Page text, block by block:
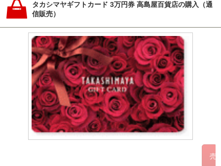
タカシマヤギフトカード 3万円券 高島屋百貨店の購入（通
信販売）